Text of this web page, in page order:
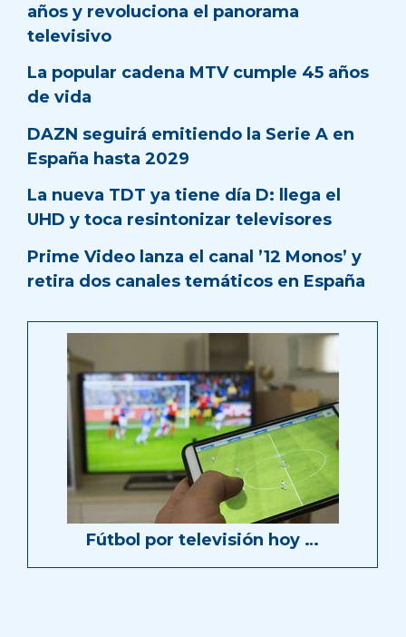
años y revoluciona el panorama
televisivo
La popular cadena MTV cumple 45 años
de vida
DAZN seguirá emitiendo la Serie A en
España hasta 2029
La nueva TDT ya tiene día D: llega el
UHD y toca resintonizar televisores
Prime Video lanza el canal ’12 Monos’ y
retira dos canales temáticos en España
Fútbol por televisión hoy …